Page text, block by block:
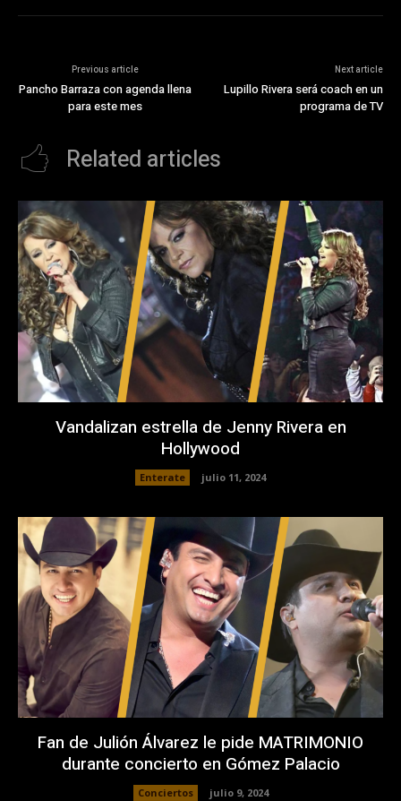
Previous article
Pancho Barraza con agenda llena
para este mes
Next article
Lupillo Rivera será coach en un
programa de TV
Related articles
Vandalizan estrella de Jenny Rivera en
Hollywood
Enterate julio 11, 2024
Fan de Julión Álvarez le pide MATRIMONIO
durante concierto en Gómez Palacio
Conciertos julio 9, 2024